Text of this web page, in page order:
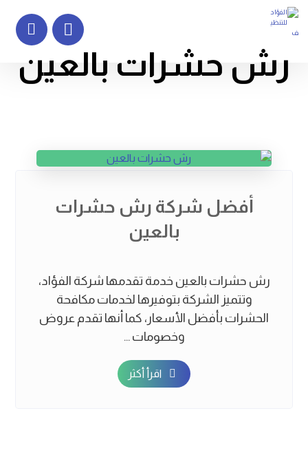
رش حشرات بالعين
أفضل شركة رش حشرات
بالعين
رش حشرات بالعين خدمة تقدمها شركة الفؤاد،
وتتميز الشركة بتوفيرها لخدمات مكافحة
الحشرات بأفضل الأسعار، كما أنها تقدم عروض
وخصومات ...
اقرأ أكثر